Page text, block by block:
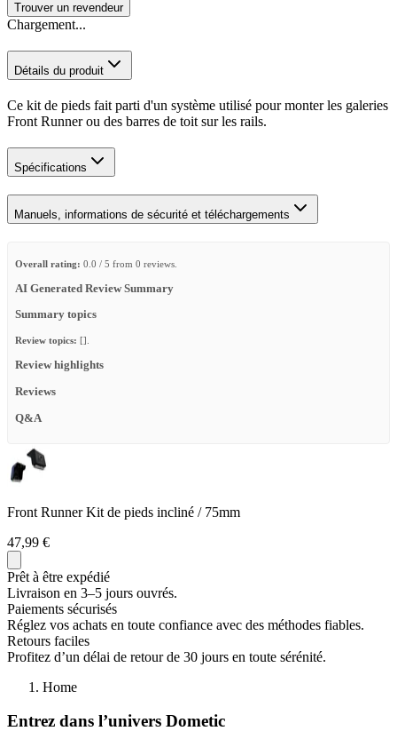
Trouver un revendeur
Chargement...
Détails du produit
Ce kit de pieds fait parti d'un système utilisé pour monter les galeries
Front Runner ou des barres de toit sur les rails.
Spécifications
Manuels, informations de sécurité et téléchargements
Overall rating: 0.0 / 5 from 0 reviews.
AI Generated Review Summary
Summary topics
Review topics: [].
Review highlights
Reviews
Q&A
Front Runner Kit de pieds incliné / 75mm
47,99 €
Prêt à être expédié
Livraison en 3–5 jours ouvrés.
Paiements sécurisés
Réglez vos achats en toute confiance avec des méthodes fiables.
Retours faciles
Profitez d’un délai de retour de 30 jours en toute sérénité.
Home
Entrez dans l’univers Dometic